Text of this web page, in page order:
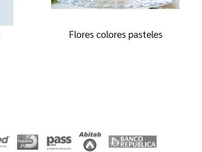
Flores colores pasteles